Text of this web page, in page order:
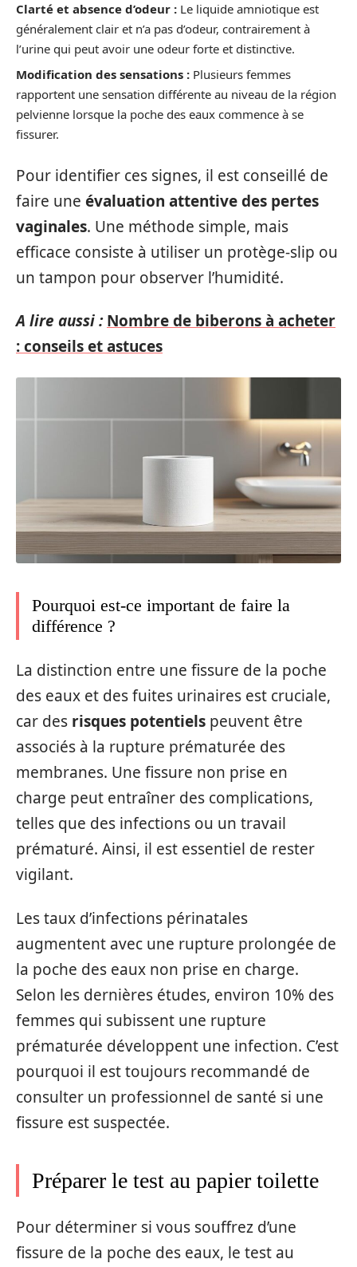
Clarté et absence d’odeur : Le liquide amniotique est
généralement clair et n’a pas d’odeur, contrairement à
l’urine qui peut avoir une odeur forte et distinctive.
Modification des sensations : Plusieurs femmes
rapportent une sensation différente au niveau de la région
pelvienne lorsque la poche des eaux commence à se
fissurer.
Pour identifier ces signes, il est conseillé de
faire une évaluation attentive des pertes
vaginales. Une méthode simple, mais
efficace consiste à utiliser un protège-slip ou
un tampon pour observer l’humidité.
A lire aussi : Nombre de biberons à acheter
: conseils et astuces
Pourquoi est-ce important de faire la
différence ?
La distinction entre une fissure de la poche
des eaux et des fuites urinaires est cruciale,
car des risques potentiels peuvent être
associés à la rupture prématurée des
membranes. Une fissure non prise en
charge peut entraîner des complications,
telles que des infections ou un travail
prématuré. Ainsi, il est essentiel de rester
vigilant.
Les taux d’infections périnatales
augmentent avec une rupture prolongée de
la poche des eaux non prise en charge.
Selon les dernières études, environ 10% des
femmes qui subissent une rupture
prématurée développent une infection. C’est
pourquoi il est toujours recommandé de
consulter un professionnel de santé si une
fissure est suspectée.
Préparer le test au papier toilette
Pour déterminer si vous souffrez d’une
fissure de la poche des eaux, le test au